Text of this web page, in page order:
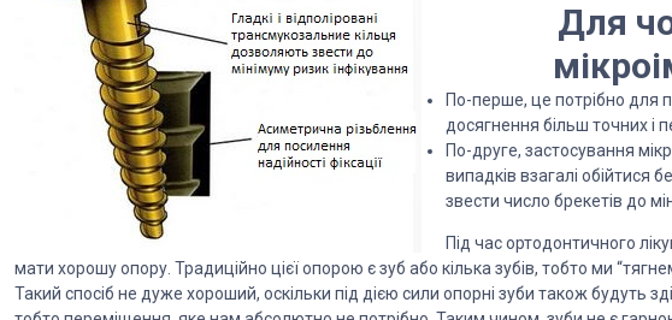
Для
По-перше, це потрібно для
досягнення більш точних і
По-друге, застосування
випадків взагалі обійтися
звести число брекетів до
Під час ортодонтичного
мати хорошу опору. Традиційно цієї опорою є зуб або кілька зубів, тобто ми
Такий спосіб не дуже хороший, оскільки під дією сили опорні зуби також будуть